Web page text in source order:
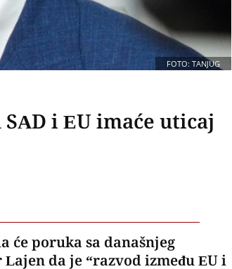
FOTO: TANJUG
i EU imaće uticaj
će poruka sa današnjeg
da je “razvod između EU i